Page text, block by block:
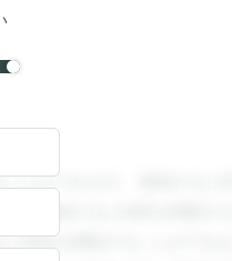
とができます。登録すると回
。登録すると回答を閲覧する
回答を閲覧することができま